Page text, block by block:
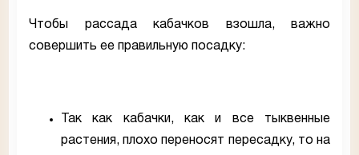
Чтобы рассада кабачков взошла, важно
совершить ее правильную посадку:
Так как кабачки, как и все тыквенные
растения, плохо переносят пересадку, то на